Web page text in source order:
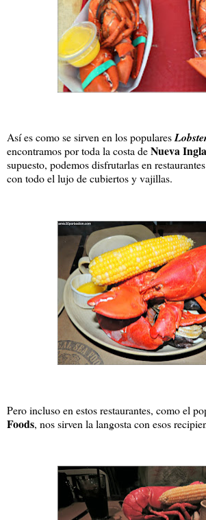
Así es como se sirven en los populares
encontramos por toda la costa deNueva
supuesto, podemos disfrutarlas en
con todo el lujo de cubiertos y vajillas.
Pero incluso en estos restaurantes, como el
Foods, nos sirven la langosta con esos